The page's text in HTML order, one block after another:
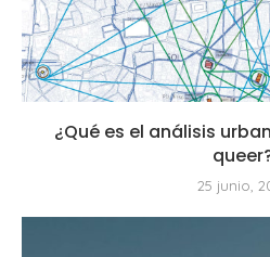
¿Qué es el análisis
25 junio,